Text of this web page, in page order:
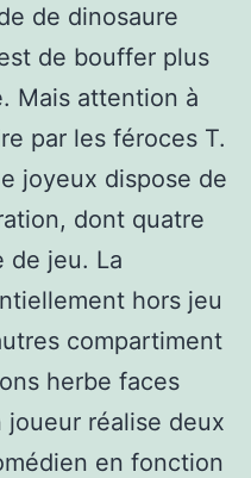
de dinosaure
de bouffer plus
Mais attention à
par les féroces T.
joyeux dispose de
dont quatre
de jeu. La
hors jeu
compartiment
herbe faces
joueur réalise deux
en fonction